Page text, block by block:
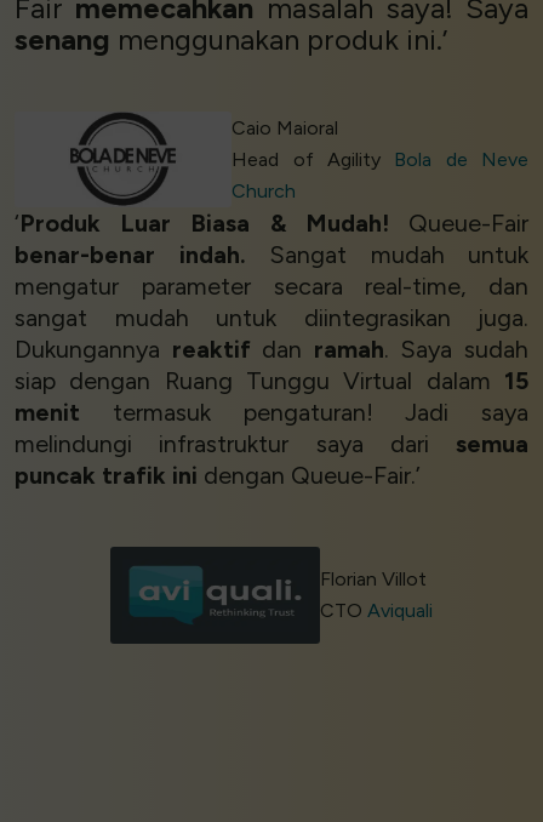
Fair memecahkan masalah saya! Saya
senang menggunakan produk ini.’
Caio Maioral
Head of Agility Bola de Neve
Church
‘Produk Luar Biasa & Mudah! Queue-Fair
benar-benar indah. Sangat mudah untuk
mengatur parameter secara real-time, dan
sangat mudah untuk diintegrasikan juga.
Dukungannya reaktif dan ramah. Saya sudah
siap dengan Ruang Tunggu Virtual dalam 15
menit termasuk pengaturan! Jadi saya
melindungi infrastruktur saya dari semua
puncak trafik ini dengan Queue-Fair.’
Florian Villot
CTOAviquali